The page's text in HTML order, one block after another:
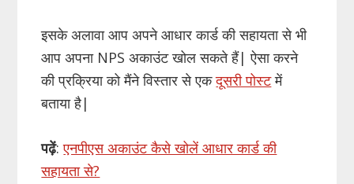
इसके अलावा आप अपने आधार कार्ड की सहायता से भी
आप अपना NPS अकाउंट खोल सकते हैं| ऐसा करने
की प्रक्रिया को मैंने विस्तार से एकदूसरी पोस्टमें
बताया है|
पढ़ें:एनपीएस अकाउंट कैसे खोलें आधार कार्ड की
सहायता से?